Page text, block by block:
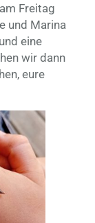
Freitag
und Marina
eine
wir dann
eure